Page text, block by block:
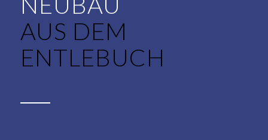
AUS DEM
ENTLEBUCH